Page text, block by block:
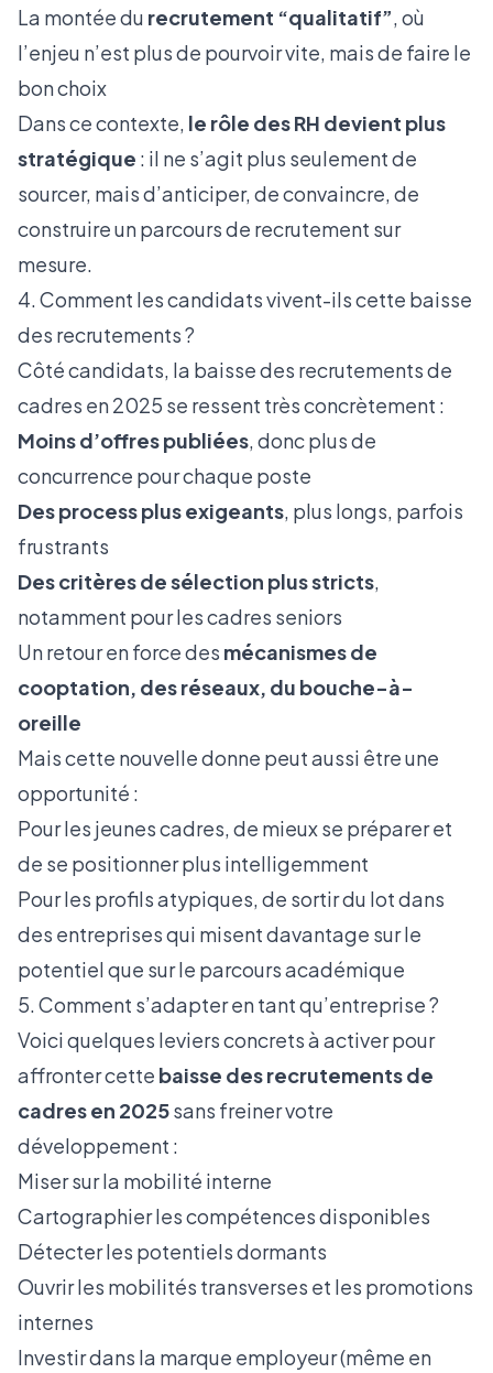
La montée du recrutement “qualitatif”, où
l’enjeu n’est plus de pourvoir vite, mais de faire le
bon choix
Dans ce contexte, le rôle des RH devient plus
stratégique : il ne s’agit plus seulement de
sourcer, mais d’anticiper, de convaincre, de
construire un parcours de recrutement sur
mesure.
4. Comment les candidats vivent-ils cette baisse
des recrutements ?
Côté candidats, la baisse des recrutements de
cadres en 2025 se ressent très concrètement :
Moins d’offres publiées, donc plus de
concurrence pour chaque poste
Des process plus exigeants, plus longs, parfois
frustrants
Des critères de sélection plus stricts,
notamment pour les cadres seniors
Un retour en force des mécanismes de
cooptation, des réseaux, du bouche-à-
oreille
Mais cette nouvelle donne peut aussi être une
opportunité :
Pour les jeunes cadres, de mieux se préparer et
de se positionner plus intelligemment
Pour les profils atypiques, de sortir du lot dans
des entreprises qui misent davantage sur le
potentiel que sur le parcours académique
5. Comment s’adapter en tant qu’entreprise ?
Voici quelques leviers concrets à activer pour
affronter cette baisse des recrutements de
cadres en 2025sans freiner votre
développement :
Miser sur la mobilité interne
Cartographier les compétences disponibles
Détecter les potentiels dormants
Ouvrir les mobilités transverses et les promotions
internes
Investir dans la marque employeur (même en